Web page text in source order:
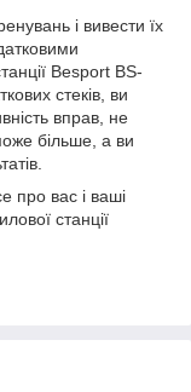
і вивести їх
Besport BS-
стеків, ви
вправ, не
більше, а ви
про вас і ваші
станції